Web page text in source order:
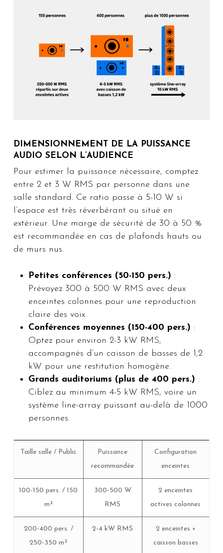
DIMENSIONNEMENT DE LA PUISSANCE
AUDIO SELON L’AUDIENCE
Pour estimer la puissance nécessaire, comptez
entre 2 et 3 W RMS par personne dans une
salle standard. Ce ratio passe à 5-10 W si
l’espace est très réverbérant ou situé en
extérieur. Une marge de sécurité de 30 à 50 %
est recommandée en cas de plafonds hauts ou
de murs nus.
Petites conférences (50-150 pers.) :
Prévoyez 300 à 500 W RMS avec deux
enceintes colonnes pour une reproduction
claire des voix.
Conférences moyennes (150-400 pers.) :
Optez pour environ 2-3 kW RMS,
accompagnés d’un caisson de basses de 1,2
kW pour une restitution homogène.
Grands auditoriums (plus de 400 pers.) :
Ciblez au minimum 4-5 kW RMS, voire un
système line-array puissant au-delà de 1000
personnes.
Taille salle / Public
Puissance
recommandée
Configuration
enceintes
100-150 pers. / 150
m²
300-500 W
RMS
2 enceintes
actives colonnes
200-400 pers. /
250-350 m²
2-4 kW RMS
2 enceintes +
caisson basses